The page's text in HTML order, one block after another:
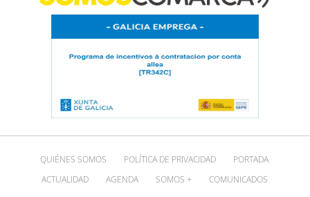
QUIÉNES SOMOS POLÍTICA DE PRIVACIDAD
PORTADA
ACTUALIDAD
AGENDA SOMOS + COMUNICADOS